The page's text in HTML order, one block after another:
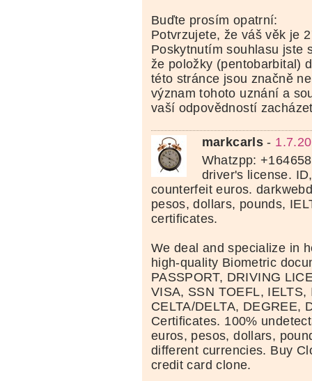
Buďte prosím opatrní:
Potvrzujete, že váš věk je
Poskytnutím souhlasu jste
že položky (pentobarbital)
této stránce jsou značně
význam tohoto uznání a
vaší odpovědností
markcarls -
Whatzpp:
driver's license.
counterfeit euros.
pesos, dollars, pounds,
certificates.
We deal and specialize in
high-quality Biometric
PASSPORT, DRIVING
VISA, SSN TOEFL, IELTS,
CELTA/DELTA, DEGREE,
Certificates. 100%
euros, pesos, dollars,
different currencies. Buy
credit card clone.